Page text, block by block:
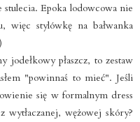
stulecia. Epoka lodowcowa nie
stylówkę na bałwanka
płaszcz, to zestaw
"powinnaś to mieć". Jeśli
się w formalnym dress
wężowej skóry?